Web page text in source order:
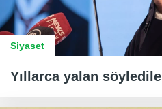
Siyaset
Yıllarca yalan